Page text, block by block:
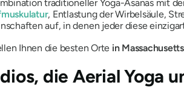
traditioneller Yoga-Asanas mit
, Entlastung der Wirbelsäule,
auf, in denen jeder diese
Ihnen die besten Orte in
die Aerial Yoga